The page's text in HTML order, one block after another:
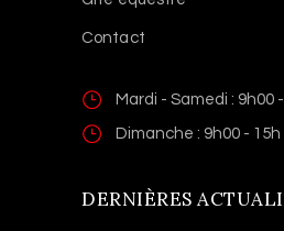
Contact
Mardi - Samedi : 9h00
Dimanche : 9h00 - 15h
DERNIÈRES